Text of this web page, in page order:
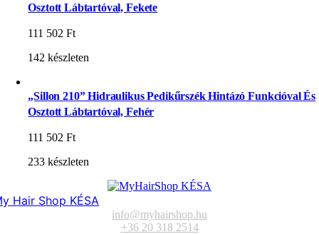
Osztott Lábtartóval, Fekete
111 502Ft
142 készleten
„Sillon 210” Hidraulikus Pedikűrszék Hintázó Funkcióval És
Osztott Lábtartóval, Fehér
111 502Ft
233 készleten
Hair Shop KÉSA
info@myhairshop.hu
+36 20 318 2514